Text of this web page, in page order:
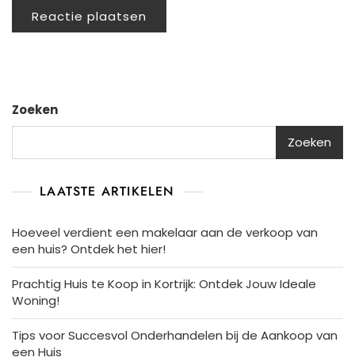
Zoeken
Zoeken
LAATSTE ARTIKELEN
Hoeveel verdient een makelaar aan de verkoop van
een huis? Ontdek het hier!
Prachtig Huis te Koop in Kortrijk: Ontdek Jouw Ideale
Woning!
Tips voor Succesvol Onderhandelen bij de Aankoop van
een Huis